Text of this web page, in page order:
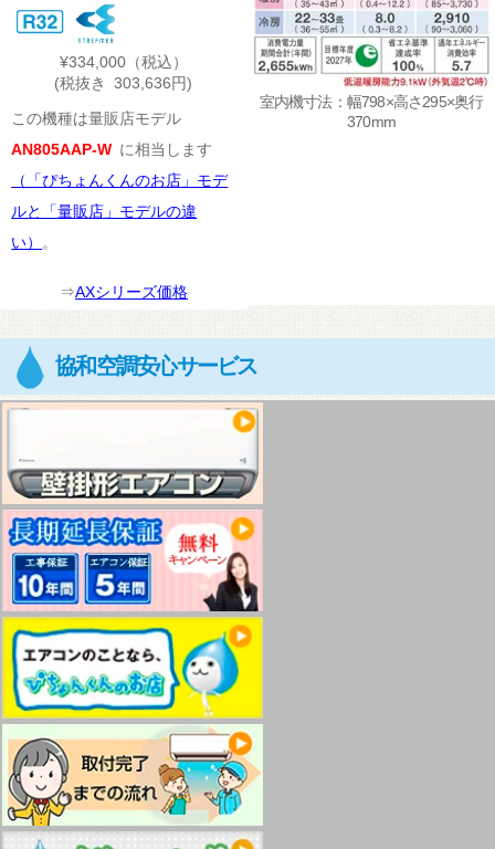
¥334,000（税込）
(税抜き 303,636円)
この機種は量販店モデル
AN805AAP-W に相当します
（「ぴちょんくんのお店」モデ
ルと「量販店」モデルの違
い）
。
⇒AXシリーズ価格
室内機寸法：幅798×高さ295×奥行
370mm
協和空調安心サービス